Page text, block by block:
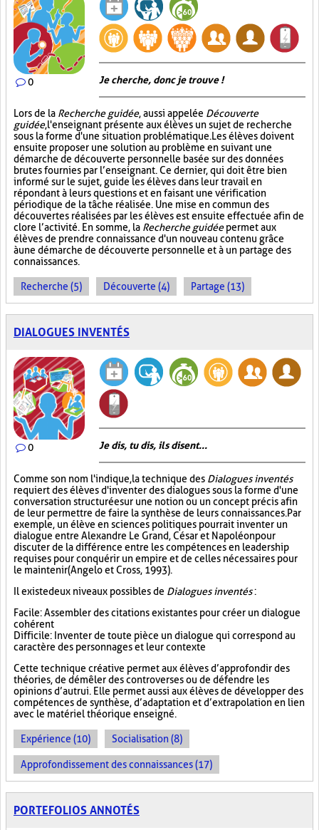
0 Je cherche, donc je trouve !
Lors de la Recherche guidée, aussi appelée Découverte
guidée, l'enseignant présente aux élèves un sujet de recherche
sous la forme d'une situation problématique. Les élèves doivent
ensuite proposer une solution au problème en suivant une
démarche de découverte personnelle basée sur des données
brutes fournies par l’enseignant. Ce dernier, qui doit être bien
informé sur le sujet, guide les élèves dans leur travail en
répondant à leurs questions et en faisant une vérification
périodique de la tâche réalisée. Une mise en commun des
découvertes réalisées par les élèves est ensuite effectuée afin de
clore l’activité. En somme, la Recherche guidéepermet aux
élèves de prendre connaissance d'un nouveau contenu grâce
à une démarche de découverte personnelle et à un partage des
connaissances.
Recherche (5) Découverte (4) Partage (13)
DIALOGUES INVENTÉS
0 Je dis, tu dis, ils disent...
Comme son nom l'indique, la technique des Dialogues inventés
requiert des élèves d'inventer des dialogues sous la forme d'une
conversation structurée sur une notion ou un concept précis afin
de leur permettre de faire la synthèse de leurs connaissances. Par
exemple, un élève en sciences politiques pourrait inventer un
dialogue entre Alexandre Le Grand, César et Napoléon pour
discuter de la différence entre les compétences en leadership
requises pour conquérir un empire et de celles nécessaires pour
le maintenir (Angelo et Cross, 1993).
Il existe deux niveaux possibles de Dialogues inventés:
Facile : Assembler des citations existantes pour créer un dialogue
cohérent
Difficile : Inventer de toute pièce un dialogue qui correspond au
caractère des personnages et leur contexte
Cette technique créative permet aux élèves d’approfondir des
théories, de démêler des controverses ou de défendre les
opinions d’autrui. Elle permet aussi aux élèves de développer des
compétences de synthèse, d’adaptation et d’extrapolation en lien
avec le matériel théorique enseigné.
Expérience (10) Socialisation (8)
Approfondissement des connaissances (17)
PORTEFOLIOS ANNOTÉS